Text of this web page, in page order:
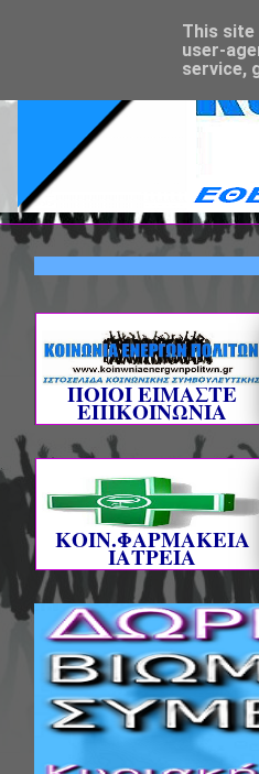
ΠΟΙΟΙ ΕΙΜΑΣΤΕ
ΕΠΙΚΟΙΝΩΝΙΑ
ΚΟΙΝ.ΦΑΡΜΑΚΕΙΑ
ΙΑΤΡΕΙΑ
This site
user-
service,